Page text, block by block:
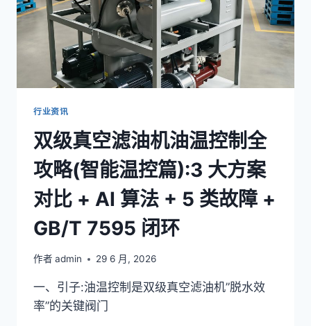
应
用
新
场
景:
海
海
拔
2
大
极
工
实
+
GB/T
7595
行业资讯
双级真空滤油机油温控制全
攻略(智能温控篇):3 大方案
对比 + AI 算法 + 5 类故障 +
GB/T 7595 闭环
作者 admin 29 6 月, 2026
一、引子:油温控制是双级真空滤油机”脱水效
率”的关键阀门